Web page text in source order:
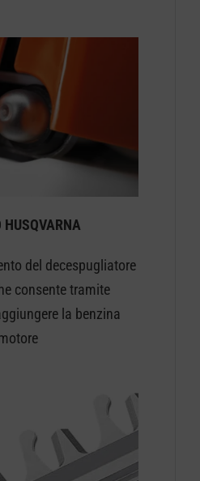
HUSQVARNA
del decespugliatore
consente tramite
la benzina